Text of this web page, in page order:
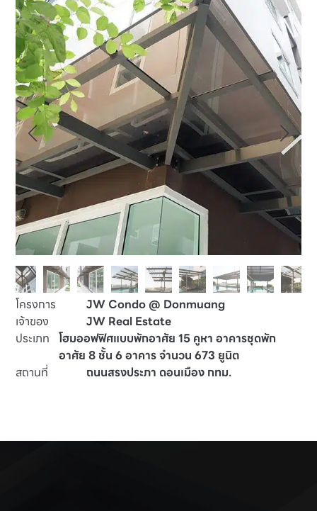
โครงการ
JW Condo @ Donmuang
เจ้าของ
JW Real Estate
ประเภท โฮมออฟฟิศแบบพักอาศัย 15 คูหา อาคารชุดพัก
อาศัย 8 ชั้น 6 อาคาร จำนวน 673 ยูนิต
สถานที่
ถนนสรงประภา ดอนเมือง กทม.